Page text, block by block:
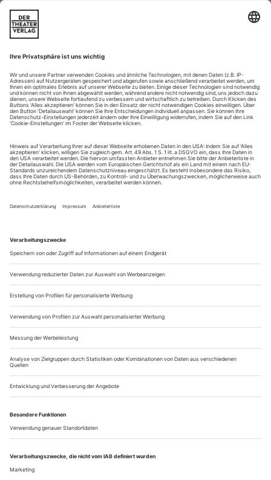
6. Kostüme
7. Dirigent(in)
8. Sänger(innen)
9. Nachwuchskünstler(innen)
10. Opernhaus
11. Orchester
12. Chor
13. Ärgernis
15. CD/DVD
1.Glass’ «The Trial», Music Theatre Wales am Royal Opera
House...
Bodenständig, aber ständig unterwegs
Wie das Nationaltheater Mannheim an vermeintlich unmöglichen
Aufgaben wächst
Aufmerksame «Opernwelt»-Leser werden sich erinnern: Das
Nationaltheater Mannheim hat in der Kritikerumfrage nach
dem «Opernhaus des Jahres» 2013 einen starken zweiten
Platz belegt, Mieczyslaw Weinbergs Dostojewski-Oper «Der
Idiot» teilte sich damals in der Rubrik «Uraufführung des
Jahres» den ersten Platz mit George Benjamins «Written on
Skin». Und im vergangenen...